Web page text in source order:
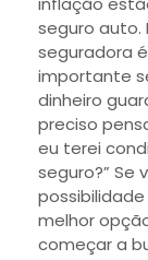
seguro auto.
seguradora
importante
dinheiro
preciso
eu terei
seguro?” Se
melhor
começar a